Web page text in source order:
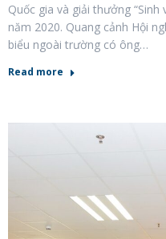
Quốc gia và giải thưởng
năm 2020. Quang cảnh Hội
biểu ngoài trường có ông…
Read more